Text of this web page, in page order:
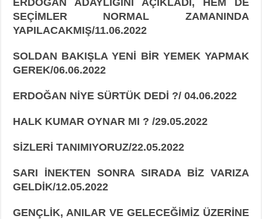
SEÇİMLER NORMAL ZAMANINDA
YAPILACAKMIŞ/11.06.2022
SOLDAN BAKIŞLA YENİ BİR YEMEK YAPMAK
GEREK/06.06.2022
ERDOĞAN NİYE SÜRTÜK DEDİ ?/ 04.06.2022
HALK KUMAR OYNAR MI ? /29.05.2022
SİZLERİ TANIMIYORUZ/22.05.2022
SARI İNEKTEN SONRA SIRADA BİZ VARIZA
GELDİK/12.05.2022
GENÇLİK, ANILAR VE GELECEĞİMİZ ÜZERİNE